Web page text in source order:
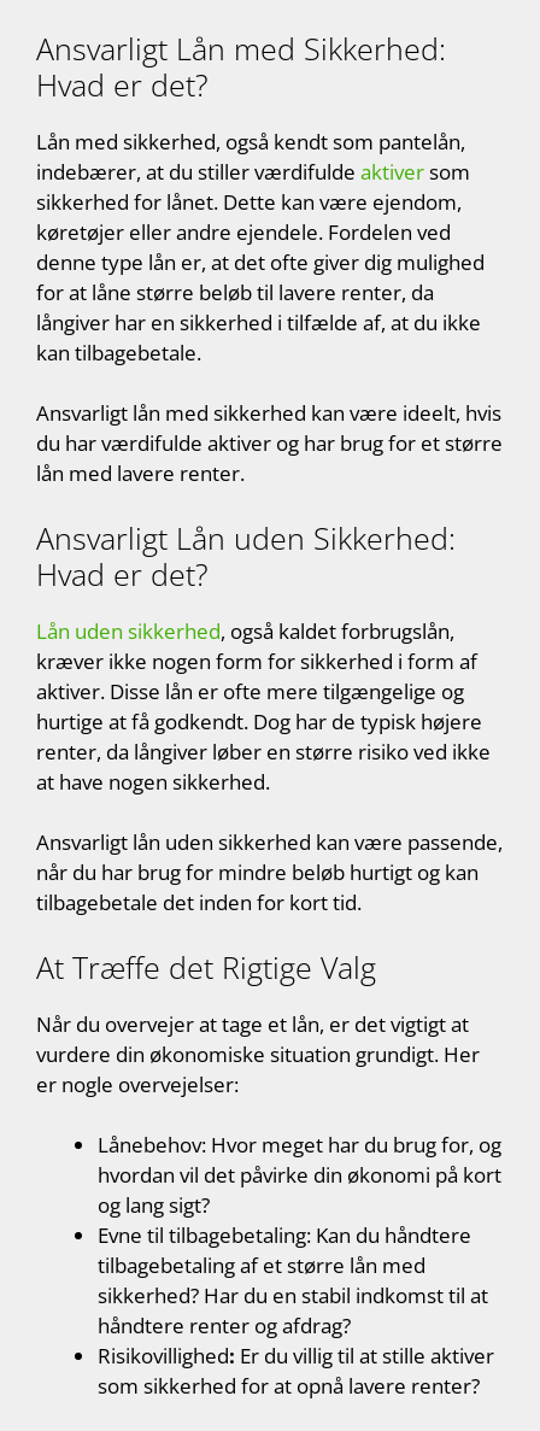
Ansvarligt Lån med Sikkerhed:
Hvad er det?
Lån med sikkerhed, også kendt som pantelån,
indebærer, at du stiller værdifulde aktiversom
sikkerhed for lånet. Dette kan være ejendom,
køretøjer eller andre ejendele. Fordelen ved
denne type lån er, at det ofte giver dig mulighed
for at låne større beløb til lavere renter, da
långiver har en sikkerhed i tilfælde af, at du ikke
kan tilbagebetale.
Ansvarligt lån med sikkerhed kan være ideelt, hvis
du har værdifulde aktiver og har brug for et større
lån med lavere renter.
Ansvarligt Lån uden Sikkerhed:
Hvad er det?
Lån uden sikkerhed, også kaldet forbrugslån,
kræver ikke nogen form for sikkerhed i form af
aktiver. Disse lån er ofte mere tilgængelige og
hurtige at få godkendt. Dog har de typisk højere
renter, da långiver løber en større risiko ved ikke
at have nogen sikkerhed.
Ansvarligt lån uden sikkerhed kan være passende,
når du har brug for mindre beløb hurtigt og kan
tilbagebetale det inden for kort tid.
At Træffe det Rigtige Valg
Når du overvejer at tage et lån, er det vigtigt at
vurdere din økonomiske situation grundigt. Her
er nogle overvejelser:
Lånebehov: Hvor meget har du brug for, og
hvordan vil det påvirke din økonomi på kort
og lang sigt?
Evne til tilbagebetaling: Kan du håndtere
tilbagebetaling af et større lån med
sikkerhed? Har du en stabil indkomst til at
håndtere renter og afdrag?
Risikovillighed: Er du villig til at stille aktiver
som sikkerhed for at opnå lavere renter?